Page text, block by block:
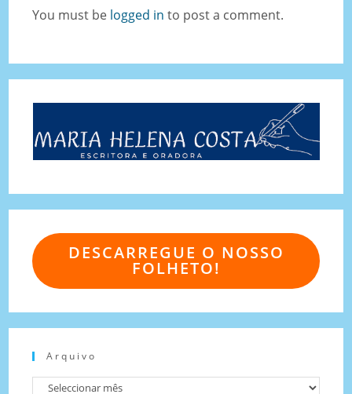
You must be logged in to post a comment.
DESCARREGUE O NOSSO
FOLHETO!
Arquivo